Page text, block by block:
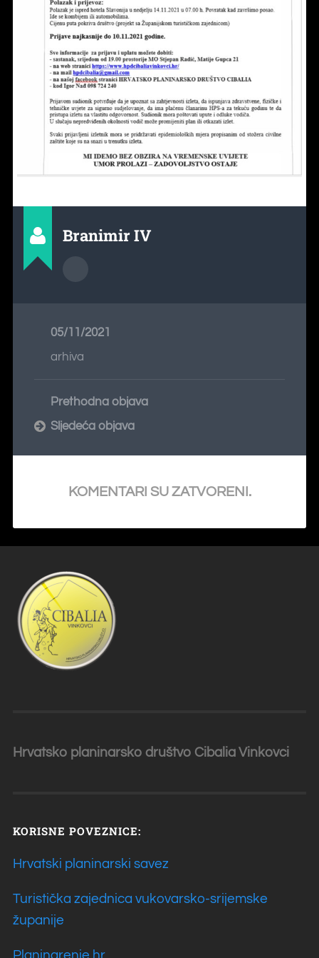
Branimir IV
05/11/2021
arhiva
Prethodna objava
Sljedeća objava
KOMENTARI SU ZATVORENI.
Hrvatsko planinarsko društvo Cibalia Vinkovci
KORISNE POVEZNICE:
Hrvatski planinarski savez
Turistička zajednica vukovarsko-srijemske
županije